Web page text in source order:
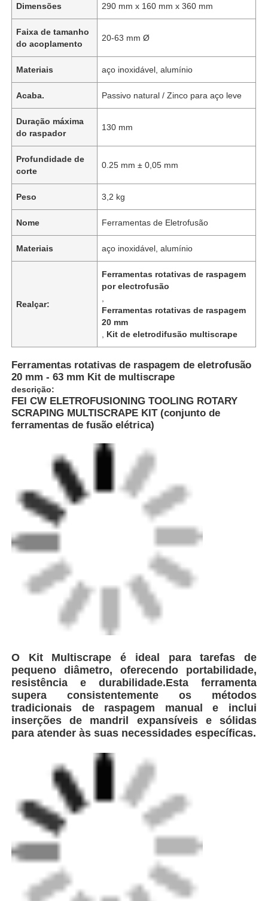
Casa
Produtos
Quem Somos
Fábrica
Controle de Qualidade
Pedir um orçamento
Máquina de soldadura por fusão de traseira
Máquina de soldar de canos
Dimensões 290 mm x 160 mm x 360 mm
Faixa de tamanho
do acoplamento
20-63 mm Ø
Materiais aço inoxidável, alumínio
Acaba. Passivo natural / Zinco para aço leve
Duração máxima
do raspador
130 mm
Profundidade de
corte
0.25 mm ± 0,05 mm
Peso 3,2 kg
Nome Ferramentas de Eletrofusão
Materiais aço inoxidável, alumínio
Realçar:
Ferramentas rotativas de raspagem
por electrofusão
Ferramentas rotativas de raspagem
20 mm
Kit de eletrodifusão multiscrape
Ferramentas rotativas de raspagem de eletrofusão
20 mm - 63 mm Kit de multiscrape
descrição:
FEI CW ELETROFUSIONING TOOLING ROTARY
SCRAPING MULTISCRAPE KIT (conjunto de
ferramentas de fusão elétrica)
O Kit Multiscrape é ideal para tarefas de
pequeno diâmetro, oferecendo portabilidade,
resistência e durabilidade.Esta ferramenta
supera consistentemente os métodos
tradicionais de raspagem manual e inclui
inserções de mandril expansíveis e sólidas
para atender às suas necessidades específicas.